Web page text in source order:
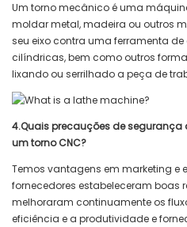
Um torno mecânico é uma
moldar metal, madeira ou outros
seu eixo contra uma ferramenta
cilíndricas, bem como outros
lixando ou serrilhado a peça de
4.Quais precauções de segurança
um torno CNC?
Temos vantagens em marketing e
fornecedores estabeleceram boas
melhoraram continuamente os
eficiência e a produtividade e